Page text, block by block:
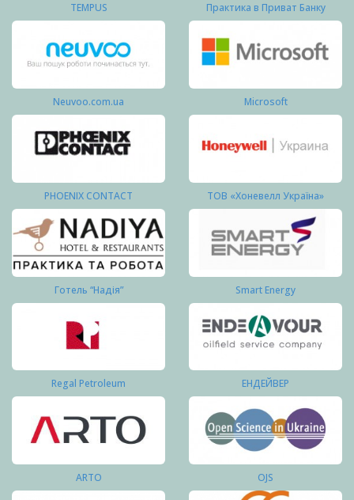
TEMPUS Практика в Приват Банку
Neuvoo.com.ua Microsoft
PHOENIX CONTACT ТОВ «Хоневелл Україна»
Готель “Надія” Smart Energy
Regal Petroleum ЕНДЕЙВЕР
ARTO OJS